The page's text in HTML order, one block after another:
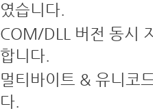
였습니다.
COM/DLL 버전 동시
합니다.
멀티바이트 & 유니코
다.